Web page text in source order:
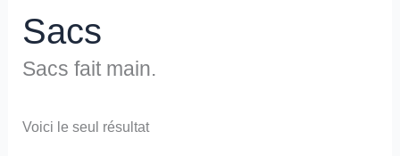
Sacs
Sacs fait main.
Voici le seul résultat